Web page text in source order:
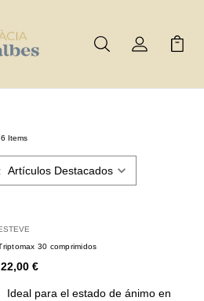
BuscarMi Cuenta
Mi
Items
30 comprimidos
22,00 €
Ideal para el estado de ánimo en